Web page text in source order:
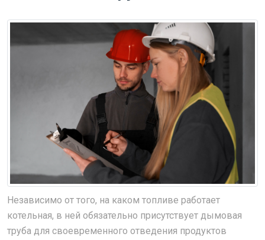
Независимо от того, на каком топливе работает
котельная, в ней обязательно присутствует дымовая
труба для своевременного отведения продуктов